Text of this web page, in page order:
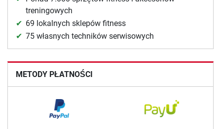
treningowych
69 lokalnych sklepów fitness
75 własnych techników serwisowych
METODY PŁATNOŚCI